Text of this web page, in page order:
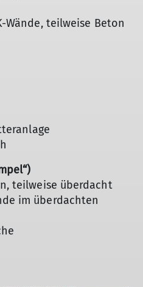
Wände, teilweise Beton
teilweise überdacht
im überdachten
/ Max Mayr